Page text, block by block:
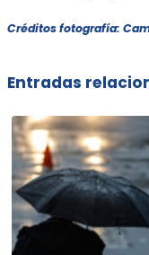
Créditos fotografía:
Entradas